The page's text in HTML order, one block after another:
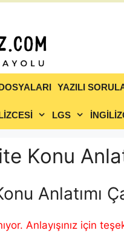
YAZILI
LGS
Konu
Anlatımı
Anlayışınız için